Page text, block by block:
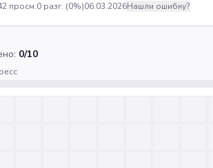
просм.0 разг. (0%)06.03.2026Нашли ошибку?
0/10